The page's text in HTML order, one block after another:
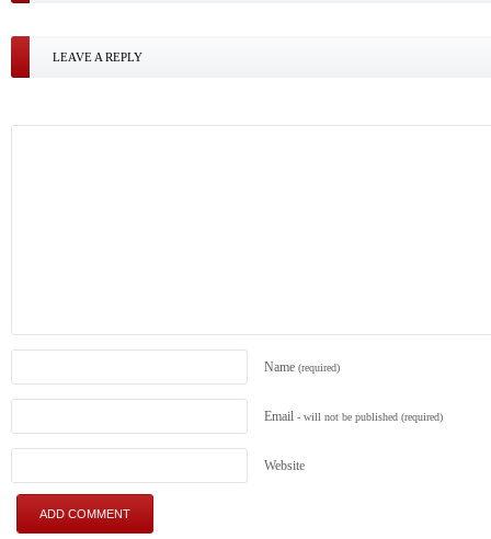
LEAVE A REPLY
Name (required)
Email - will not be published (required)
Website